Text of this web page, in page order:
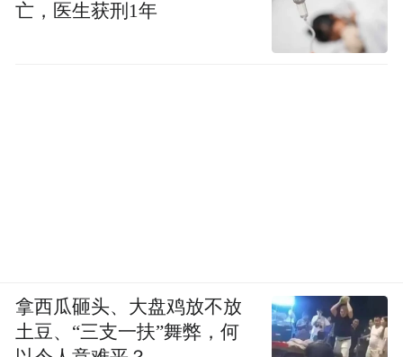
亡，医生获刑1年
拿西瓜砸头、大盘鸡放不放
土豆、“三支一扶”舞弊，何